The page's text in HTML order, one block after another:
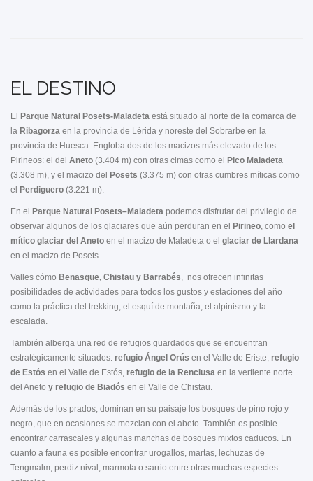
EL DESTINO
El Parque Natural Posets-Maladeta está situado al norte de la comarca de
la Ribagorza en la provincia de Lérida y noreste del Sobrarbe en la
provincia de Huesca Engloba dos de los macizos más elevado de los
Pirineos: el del Aneto (3.404 m) con otras cimas como el Pico Maladeta
(3.308 m), y el macizo del Posets (3.375 m) con otras cumbres míticas como
el Perdiguero (3.221 m).
En el Parque Natural Posets–Maladeta podemos disfrutar del privilegio de
observar algunos de los glaciares que aún perduran en el Pirineo , como el
mítico glaciar del Aneto en el macizo de Maladeta o el glaciar de Llardana
en el macizo de Posets.
Valles cómo Benasque, Chistau y Barrabés , nos ofrecen infinitas
posibilidades de actividades para todos los gustos y estaciones del año
como la práctica del trekking, el esquí de montaña, el alpinismo y la
escalada.
También alberga una red de refugios guardados que se encuentran
estratégicamente situados: refugio Ángel Orús en el Valle de Eriste, refugio
de Estós en el Valle de Estós, refugio de la Renclusa en la vertiente norte
del Aneto y refugio de Biadós en el Valle de Chistau.
Además de los prados, dominan en su paisaje los bosques de pino rojo y
negro, que en ocasiones se mezclan con el abeto. También es posible
encontrar carrascales y algunas manchas de bosques mixtos caducos. En
cuanto a fauna es posible encontrar urogallos, martas, lechuzas de
Tengmalm, perdiz nival, marmota o sarrio entre otras muchas especies